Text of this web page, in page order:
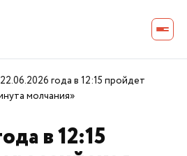
22.06.2026 года в 12:15 пройдет
молчания»
в 12:15